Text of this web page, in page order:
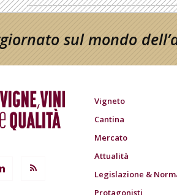
sul mondo
Vigneto
Cantina
Mercato
Attualità
Legislazione &
Protagonisti